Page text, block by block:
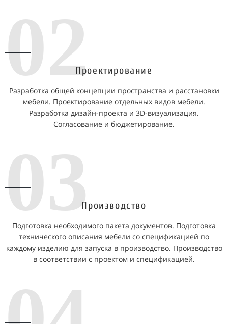
02Проектирование
Разработка общей концепции пространства и расстановки
мебели. Проектирование отдельных видов мебели.
Разработка дизайн-проекта и 3D-визуализация.
Согласование и бюджетирование.
03Производство
Подготовка необходимого пакета документов. Подготовка
технического описания мебели со спецификацией по
каждому изделию для запуска в производство. Производство
в соответствии с проектом и спецификацией.